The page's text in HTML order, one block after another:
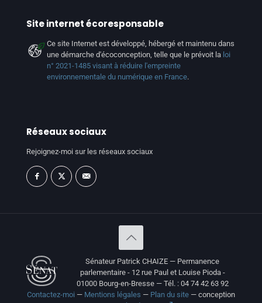
Site internet écoresponsable
Ce site Internet est développé, hébergé et maintenu dans
une démarche d'écoconception, telle que le prévoit la loi
n° 2021-1485 visant à réduire l'empreinte
environnementale du numérique en France.
Réseaux sociaux
Rejoignez-moi sur les réseaux sociaux
Sénateur Patrick CHAIZE — Permanence
parlementaire - 12 rue Paul et Louise Pioda -
01000 Bourg-en-Bresse — Tél. : 04 74 42 63 92
Contactez-moi — Mentions légales — Plan du site — conception